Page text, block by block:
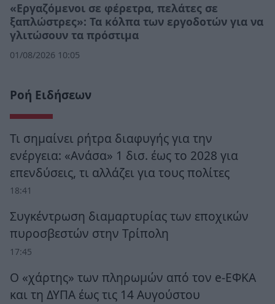
«Εργαζόμενοι σε φέρετρα, πελάτες σε
ξαπλώστρες»: Τα κόλπα των εργοδοτών για να
γλιτώσουν τα πρόστιμα
01/08/2026 10:05
Ροή Ειδήσεων
Τι σημαίνει ρήτρα διαφυγής για την
ενέργεια: «Ανάσα» 1 δισ. έως το 2028 για
επενδύσεις, τι αλλάζει για τους πολίτες
18:41
Συγκέντρωση διαμαρτυρίας των εποχικών
πυροσβεστών στην Τρίπολη
17:45
Ο «χάρτης» των πληρωμών από τον e-ΕΦΚΑ
και τη ΔΥΠΑ έως τις 14 Αυγούστου